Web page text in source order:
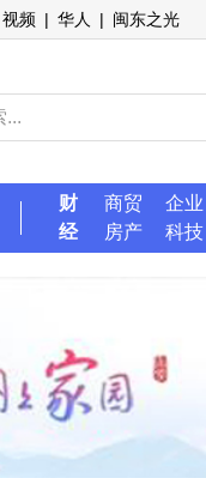
视频 | 华人 | 闽东之光
财
经
商贸
企业
房产
科技